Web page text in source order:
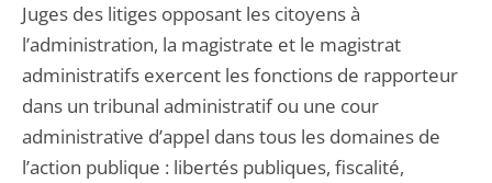
Juges des litiges opposant les citoyens à
l’administration, la magistrate et le magistrat
administratifs exercent les fonctions de rapporteur
dans un tribunal administratif ou une cour
administrative d’appel dans tous les domaines de
l’action publique : libertés publiques, fiscalité,